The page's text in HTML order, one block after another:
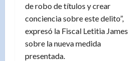
de robo de títulos y crear
conciencia sobre este delito”,
expresó la Fiscal Letitia James
sobre la nueva medida
presentada.